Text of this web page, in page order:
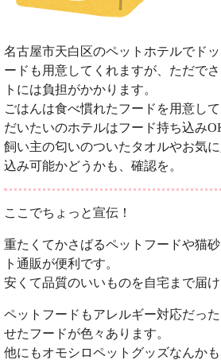
名古屋市天白区のペットホテルでド
ードも用意してくれますが、ただで
トには負担がかかります。
ごはんは食べ慣れたフードを用意して
だいたいのホテルはフード持ち込み
飼い主の匂いのついたタオルやお気
込み可能かどうかも、確認を。
ここでちょっと宣伝！
重たくてかさばるペットフードや猫
ト通販が便利です。
安くて品質のいいものを自宅まで届け
ペットフードもアレルギー対応だっ
せたフードが色々あります。
他にもオモシロペットグッズなんかも